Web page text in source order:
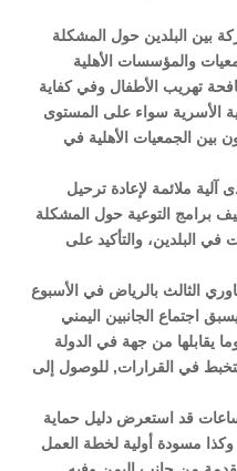
بين البلدين حول المشكلة
والمؤسسات الأهلية
تهريب الأطفال وفي كفاية
الأسرية سواء على المستوى
بين الجمعيات الأهلية في
ملائمة لإعادة ترحيل
برامج التوعية حول المشكلة
في البلدين، والتأكيد على
الثالث بالرياض في الأسبوع
على أن يسبق اجتماع الجانبين اليمني
يقابلها من جهة في الدولة
في القرارات, للوصول إلى
الذي استمر قرابة /9/ ساعات قد استعرض دليل حماية
مسودة أولية لخطة العمل